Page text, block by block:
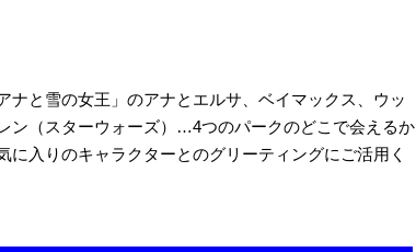
ナと雪の女王」のアナとエルサ、ベイマックス、ウッ
ン（スターウォーズ）…4つのパークのどこで会えるか
に入りのキャラクターとのグリーティングにご活用く